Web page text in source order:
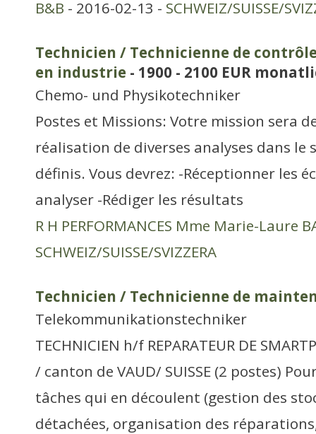
B&B - 2016-02-13 - SCHWEIZ/SUISSE/
Technicien / Technicienne de
en industrie - 1900 - 2100 EUR
Chemo- und Physikotechniker
Postes et Missions: Votre mission sera
réalisation de diverses analyses dans le
définis. Vous devrez: -Réceptionner les
analyser -Rédiger les résultats
R H PERFORMANCES Mme Marie-Laure
SCHWEIZ/SUISSE/SVIZZERA
Technicien / Technicienne de
Telekommunikationstechniker
TECHNICIEN h/f REPARATEUR DE
/ canton de VAUD/ SUISSE (2 postes)
tâches qui en découlent (gestion des
détachées, organisation des